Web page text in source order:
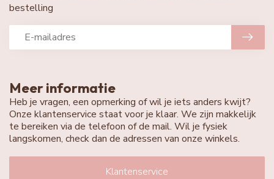
Meer informatie
Heb je vragen, een opmerking of wil je iets anders kwijt?
Onze klantenservice staat voor je klaar. We zijn makkelijk
te bereiken via de telefoon of de mail. Wil je fysiek
langskomen, check dan de adressen van onze winkels.
Klantenservice
bestelling